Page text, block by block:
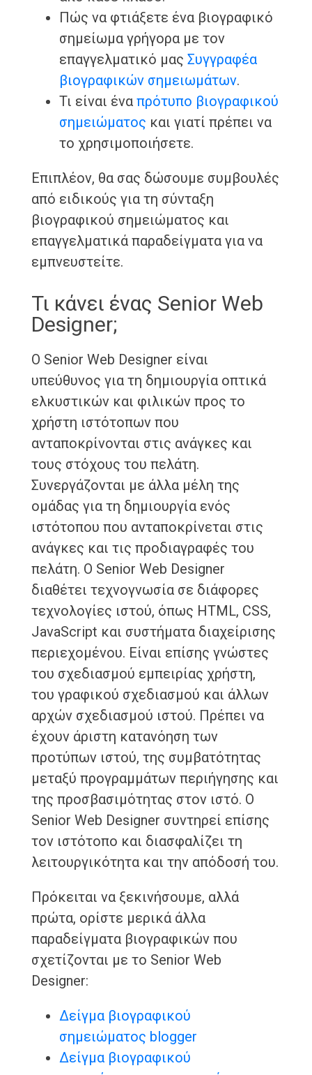
Πώς να φτιάξετε ένα βιογραφικό
σημείωμα γρήγορα με τον
επαγγελματικό μας Συγγραφέα
βιογραφικών σημειωμάτων.
Τι είναι ένα πρότυπο βιογραφικού
σημειώματος και γιατί πρέπει να
το χρησιμοποιήσετε.
Επιπλέον, θα σας δώσουμε συμβουλές
από ειδικούς για τη σύνταξη
βιογραφικού σημειώματος και
επαγγελματικά παραδείγματα για να
εμπνευστείτε.
Τι κάνει ένας Senior Web
Designer;
Ο Senior Web Designer είναι
υπεύθυνος για τη δημιουργία οπτικά
ελκυστικών και φιλικών προς το
χρήστη ιστότοπων που
ανταποκρίνονται στις ανάγκες και
τους στόχους του πελάτη.
Συνεργάζονται με άλλα μέλη της
ομάδας για τη δημιουργία ενός
ιστότοπου που ανταποκρίνεται στις
ανάγκες και τις προδιαγραφές του
πελάτη. Ο Senior Web Designer
διαθέτει τεχνογνωσία σε διάφορες
τεχνολογίες ιστού, όπως HTML, CSS,
JavaScript και συστήματα διαχείρισης
περιεχομένου. Είναι επίσης γνώστες
του σχεδιασμού εμπειρίας χρήστη,
του γραφικού σχεδιασμού και άλλων
αρχών σχεδιασμού ιστού. Πρέπει να
έχουν άριστη κατανόηση των
προτύπων ιστού, της συμβατότητας
μεταξύ προγραμμάτων περιήγησης και
της προσβασιμότητας στον ιστό. Ο
Senior Web Designer συντηρεί επίσης
τον ιστότοπο και διασφαλίζει τη
λειτουργικότητα και την απόδοσή του.
Πρόκειται να ξεκινήσουμε, αλλά
πρώτα, ορίστε μερικά άλλα
παραδείγματα βιογραφικών που
σχετίζονται με το Senior Web
Designer:
Δείγμα βιογραφικού
σημειώματος blogger
Δείγμα βιογραφικού